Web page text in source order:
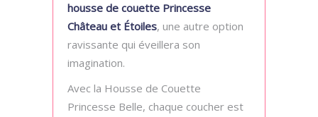
housse de couette Princesse
Château et Étoiles, une autre option
ravissante qui éveillera son
imagination.
Avec la Housse de Couette
Princesse Belle, chaque coucher est